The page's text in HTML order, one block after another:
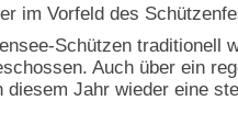
im Vorfeld des
Schützen traditionell
Auch über ein
Jahr wieder eine